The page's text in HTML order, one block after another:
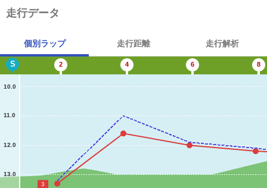
走行データ
個別ラップ 走行距離 走行解析
10.0
11.0
12.0
13.0
S 2 4 6 8
3